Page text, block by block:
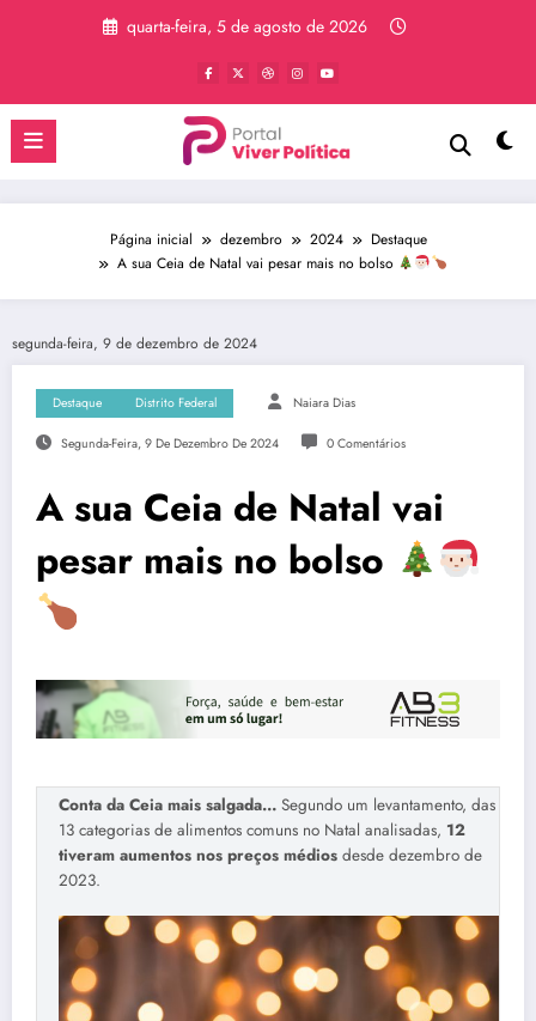
quarta-feira, 5 de agosto de 2026
Página inicial dezembro 2024
Destaque
A sua Ceia de Natal vai pesar mais no bolso
segunda-feira, 9 de dezembro de 2024
Destaque Distrito Federal Naiara Dias
Segunda-Feira, 9 De Dezembro De 2024 0 Comentários
A sua Ceia de Natal vai
pesar mais no bolso
Conta da Ceia mais salgada… Segundo um levantamento, das
13 categorias de alimentos comuns no Natal analisadas, 12
tiveram aumentos nos preços médios desde dezembro de
2023.